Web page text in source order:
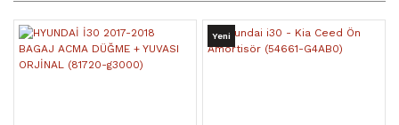
Yeni